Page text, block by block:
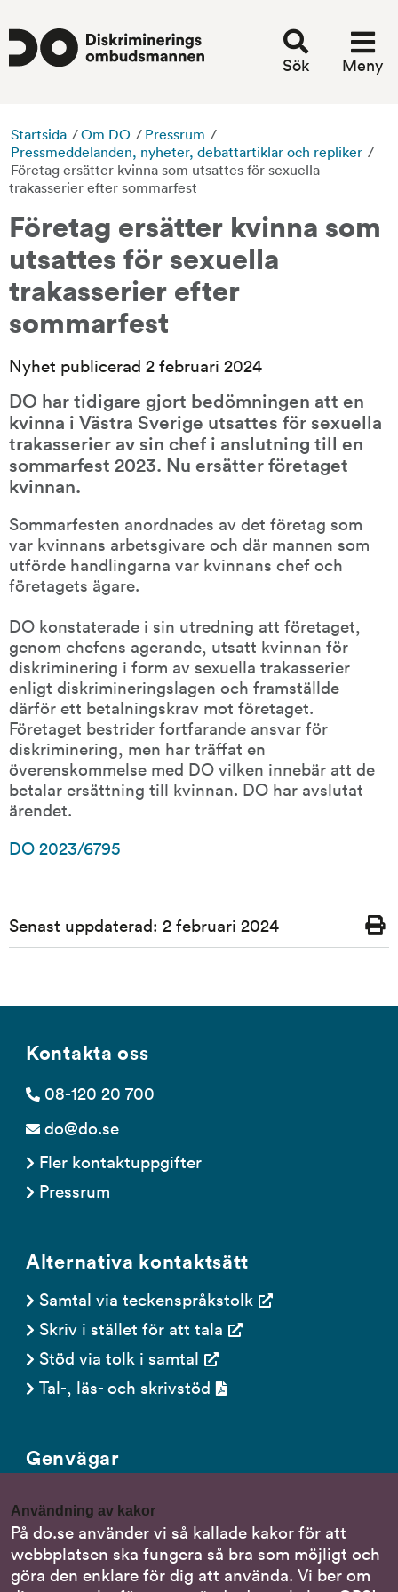
Användning av kakor
På do.se använder vi så kallade kakor för att
webbplatsen ska fungera så bra som möjligt och
göra den enklare för dig att använda. Vi ber om
Sök Meny
Startsida /Om DO / Pressrum /
Pressmeddelanden, nyheter, debattartiklar och repliker /
Företag ersätter kvinna som utsattes för sexuella
trakasserier efter sommarfest
Företag ersätter kvinna som
utsattes för sexuella
trakasserier efter
sommarfest
Nyhet publicerad 2 februari 2024
DO har tidigare gjort bedömningen att en
kvinna i Västra Sverige utsattes för sexuella
trakasserier av sin chef i anslutning till en
sommarfest 2023. Nu ersätter företaget
kvinnan.
Sommarfesten anordnades av det företag som
var kvinnans arbetsgivare och där mannen som
utförde handlingarna var kvinnans chef och
företagets ägare.
DO konstaterade i sin utredning att företaget,
genom chefens agerande, utsatt kvinnan för
diskriminering i form av sexuella trakasserier
enligt diskrimineringslagen och framställde
därför ett betalningskrav mot företaget.
Företaget bestrider fortfarande ansvar för
diskriminering, men har träffat en
överenskommelse med DO vilken innebär att de
betalar ersättning till kvinnan. DO har avslutat
ärendet.
DO 2023/6795
Sidinformation
Senast uppdaterad: 2 februari 2024
Skriv
ut
Kontakta oss
08-120 20 700
do@do.se
Fler kontaktuppgifter
Pressrum
Alternativa kontaktsätt
Samtal via teckenspråkstolk
Skriv i stället för att tala
Stöd via tolk i samtal
Tal-, läs- och skrivstöd
Genvägar
Nationella minoritetsspråk
Om DO:s webbplats
Behandling av personuppgifter